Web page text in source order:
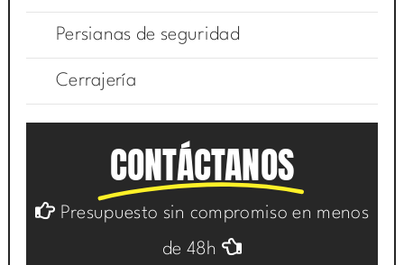
Persianas de seguridad
Cerrajería
CONTÁCTANOS
Presupuesto sin compromiso en menos
de 48h